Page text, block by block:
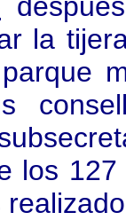
la
los